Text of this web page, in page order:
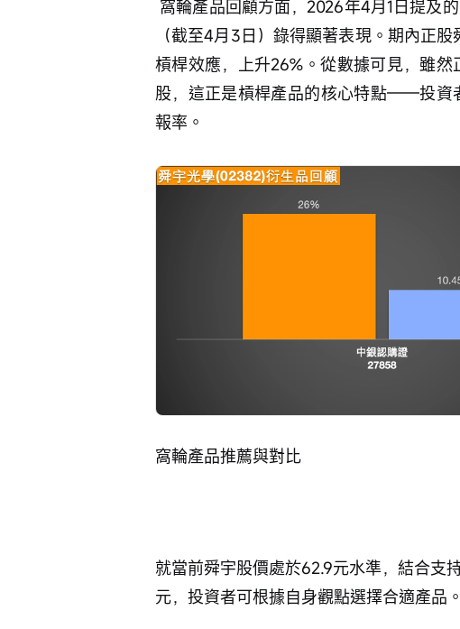
（截至4月3日）錄得顯著表現。期內正
槓桿效應，上升26%。從數據可見，雖
股，這正是槓桿產品的核心特點——投資
報率。
窩輪產品推薦與對比
就當前舜宇股價處於62.9元水準，結合支
元，投資者可根據自身觀點選擇合適產品